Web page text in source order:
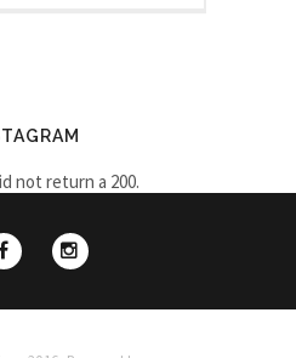
not return a 200.